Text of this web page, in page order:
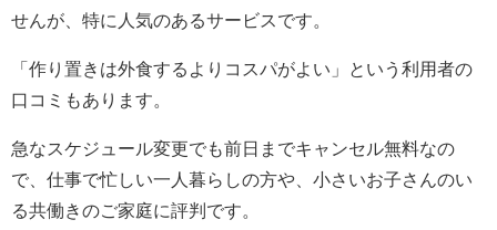
せんが、特に人気のあるサービスです。
「作り置きは外食するよりコスパがよい」という利用者の
口コミもあります。
急なスケジュール変更でも前日までキャンセル無料なの
で、仕事で忙しい一人暮らしの方や、小さいお子さんのい
る共働きのご家庭に評判です。